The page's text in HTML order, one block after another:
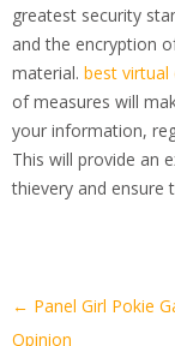
greatest security
and the encryption
material. best
of measures will
your information,
This will provide an
thievery and ensure
Artikel-
Navigation
← Panel Girl Pokie
Opinion